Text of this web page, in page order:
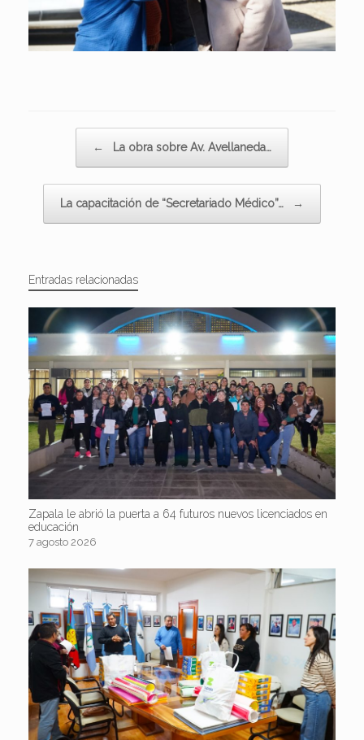
← La obra sobre Av. Avellaneda…
La capacitación de “Secretariado Médico”… →
Entradas relacionadas
Zapala le abrió la puerta a 64 futuros nuevos licenciados en
educación
7 agosto 2026